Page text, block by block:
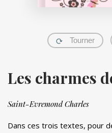
Tourner
Les charmes
Saint-Evremond Charles
Dans ces trois textes, pour